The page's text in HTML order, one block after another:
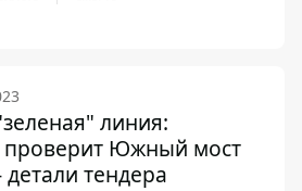
линия:
проверит Южный мост
тендера